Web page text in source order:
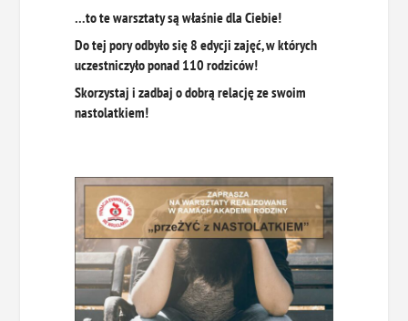
…to te warsztaty są właśnie dla Ciebie!
Do tej pory odbyło się 8 edycji zajęć, w których
uczestniczyło ponad 110 rodziców!
Skorzystaj i zadbaj o dobrą relację ze swoim
nastolatkiem!